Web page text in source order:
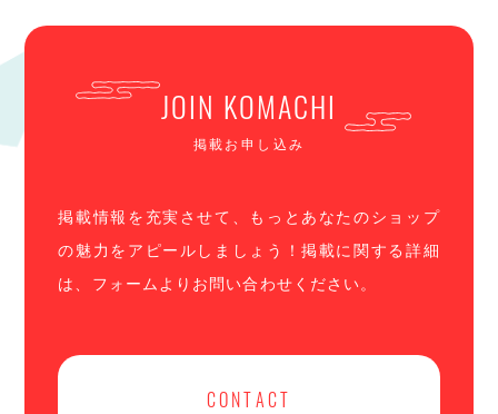
JOIN KOMACHI
掲載お申し込み
掲載情報を充実させて、もっとあなたのショップ
の魅力をアピールしましょう！掲載に関する詳細
は、フォームよりお問い合わせください。
CONTACT